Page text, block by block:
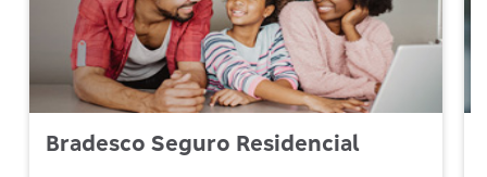
Bradesco Seguro Residencial